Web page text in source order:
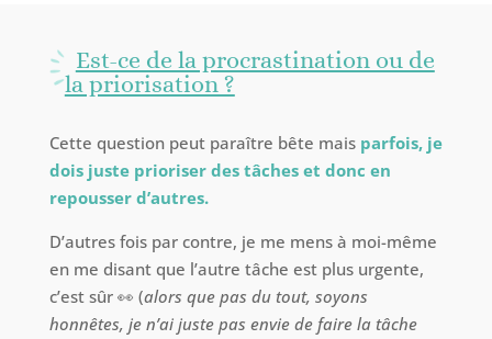
Est-ce de la procrastination ou de
la priorisation ?
Cette question peut paraître bête mais parfois, je
dois juste prioriser des tâches et donc en
repousser d’autres.
D’autres fois par contre, je me mens à moi-même
en me disant que l’autre tâche est plus urgente,
c’est sûr 👀 (alors que pas du tout, soyons
honnêtes, je n’ai juste pas envie de faire la tâche